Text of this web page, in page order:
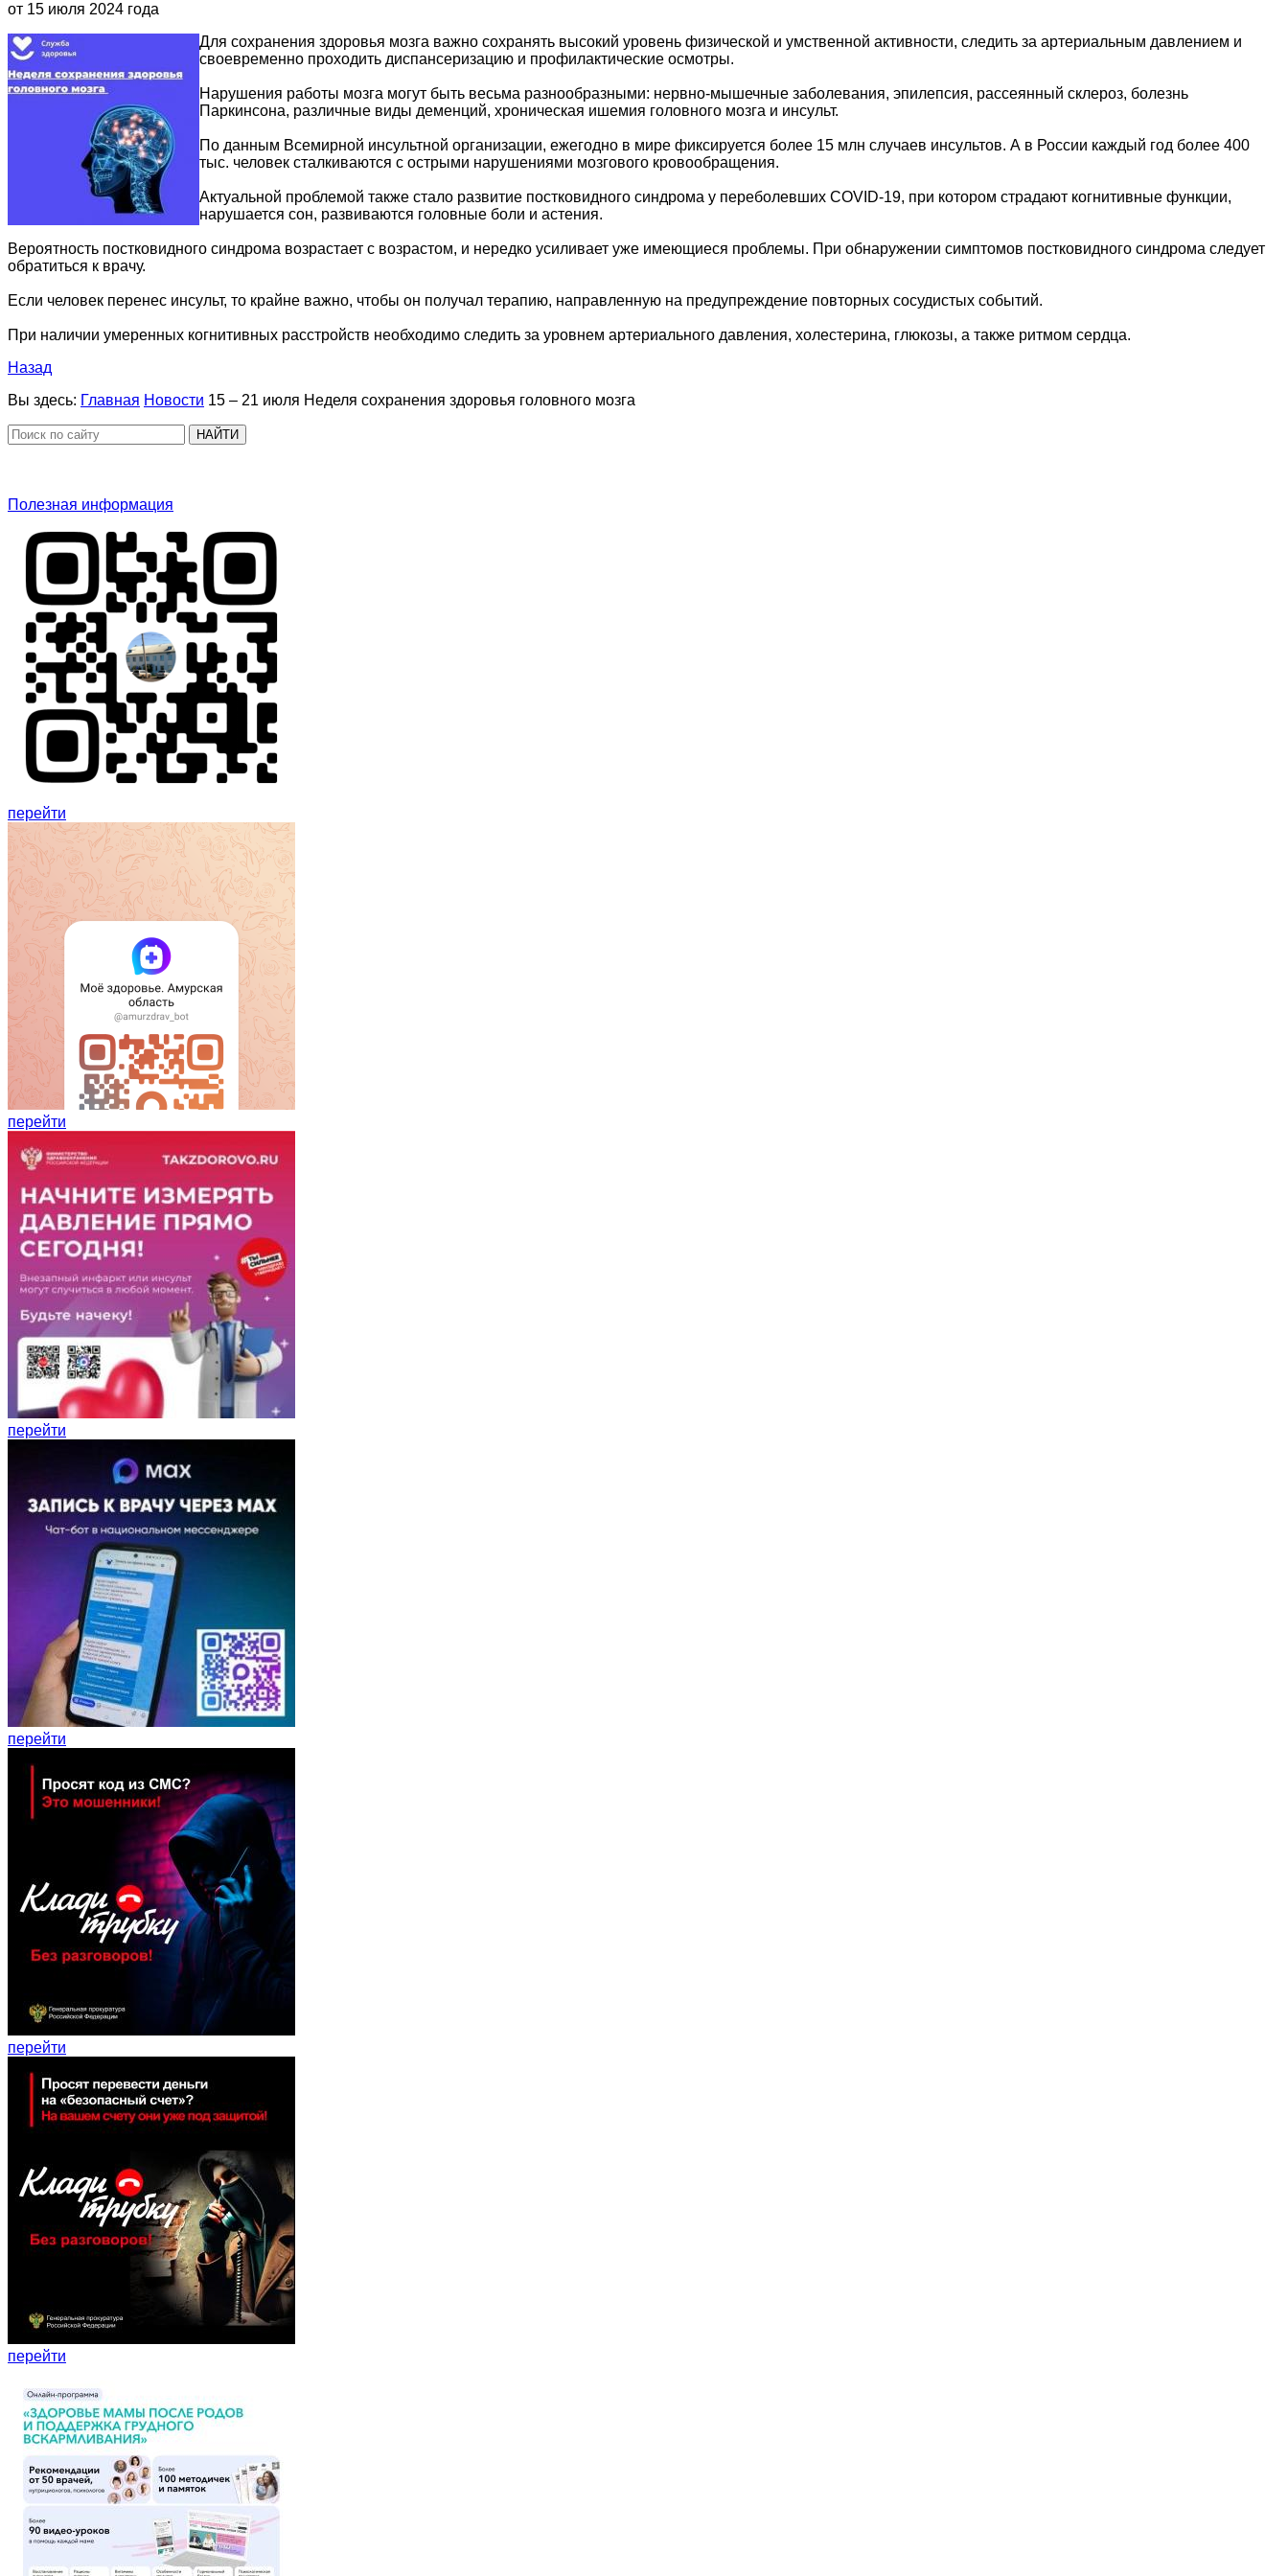
от 15 июля 2024 года
Для сохранения здоровья мозга важно сохранять высокий уровень физической и умственной активности, следить за артериальным давлением и
своевременно проходить диспансеризацию и профилактические осмотры.
Нарушения работы мозга могут быть весьма разнообразными: нервно-мышечные заболевания, эпилепсия, рассеянный склероз, болезнь
Паркинсона, различные виды деменций, хроническая ишемия головного мозга и инсульт.
По данным Всемирной инсультной организации, ежегодно в мире фиксируется более 15 млн случаев инсультов. А в России каждый год более 400
тыс. человек сталкиваются с острыми нарушениями мозгового кровообращения.
Актуальной проблемой также стало развитие постковидного синдрома у переболевших COVID-19, при котором страдают когнитивные функции,
нарушается сон, развиваются головные боли и астения.
Вероятность постковидного синдрома возрастает с возрастом, и нередко усиливает уже имеющиеся проблемы. При обнаружении симптомов постковидного синдрома следует
обратиться к врачу.
Если человек перенес инсульт, то крайне важно, чтобы он получал терапию, направленную на предупреждение повторных сосудистых событий.
При наличии умеренных когнитивных расстройств необходимо следить за уровнем артериального давления, холестерина, глюкозы, а также ритмом сердца.
Назад
Вы здесь: Главная Новости 15 – 21 июля Неделя сохранения здоровья головного мозга
НАЙТИ
Полезная информация
перейти
перейти
перейти
перейти
перейти
перейти